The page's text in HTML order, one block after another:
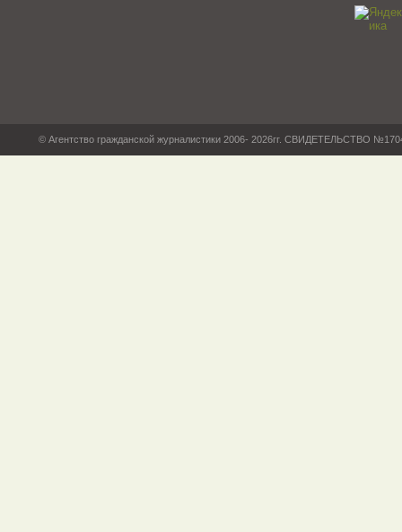
© Агентство гражданской журналистики 2006- 2026гг. СВИДЕТЕЛЬСТВО